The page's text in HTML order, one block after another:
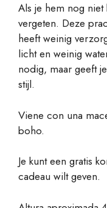
Als je hem nog
vergeten. Deze
heeft weinig
licht en weinig
nodig, maar geeft
stijl.
Viene con una
boho.
Je kunt een gratis
cadeau wilt geven.